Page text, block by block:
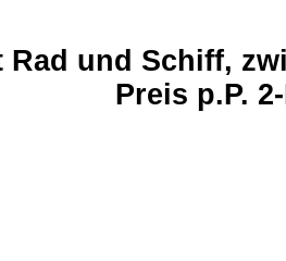
Rad und Schiff,
Preis p.P.